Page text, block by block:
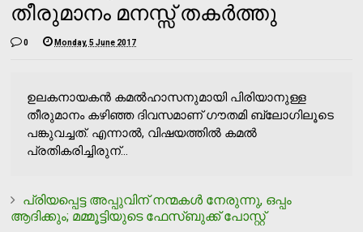
തീരുമാനം മനസ്സ് തകര്‍ത്തു
0 Monday, 5 June 2017
ഉലകനായകന്‍ കമല്‍ഹാസനുമായി പിരിയാനുള്ള
തീരുമാനം കഴിഞ്ഞ ദിവസമാണ് ഗൗതമി ബ്ലോഗിലൂടെ
പങ്കുവച്ചത്. എന്നാല്‍, വിഷയത്തില്‍ കമല്‍
പ്രതികരിച്ചിരുന്...
പ്രിയപ്പെട്ട അപ്പുവിന് നന്മകള്‍ നേരുന്നു, ഒപ്പം
ആദിക്കും; മമ്മൂട്ടിയുടെ ഫേസ്ബുക്ക് പോസ്റ്റ്